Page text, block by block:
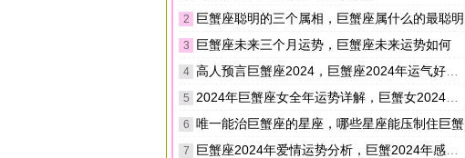
2 巨蟹座聪明的三个属相，巨蟹座属什么的最聪明
3 巨蟹座未来三个月运势，巨蟹座未来运势如何
4 高人预言巨蟹座2024，巨蟹座2024年运气好不好
5 2024年巨蟹座女全年运势详解，巨蟹女2024年运势如何
6 唯一能治巨蟹座的星座，哪些星座能压制住巨蟹
7 巨蟹座2024年爱情运势分析，巨蟹2024年感情运势如何